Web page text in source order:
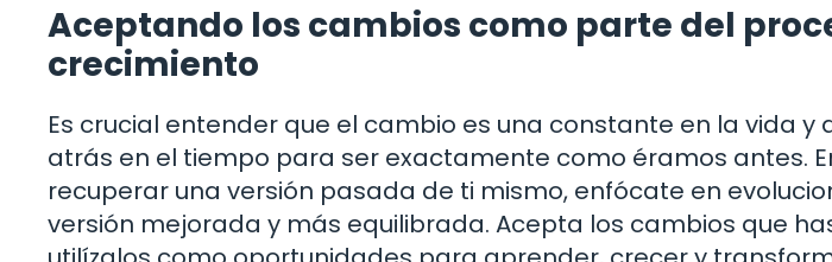
Aceptando los cambios como parte del
crecimiento
Es crucial entender que el cambio es una constante en la vida y
atrás en el tiempo para ser exactamente como éramos antes.
recuperar una versión pasada de ti mismo, enfócate en
versión mejorada y más equilibrada. Acepta los cambios que